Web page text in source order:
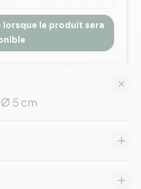
le produit sera
5 cm